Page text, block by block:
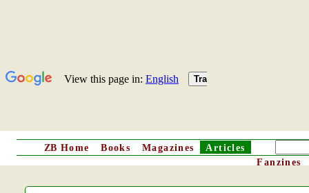
ZB Home Books Magazines
Articles
Fanzines